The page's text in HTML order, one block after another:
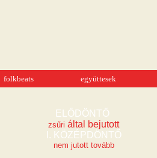
folkbeats együttesek
ELŐDÖNTŐ
zsűri által bejutott
I. KÖZÉPDÖNTŐ
nem jutott tovább